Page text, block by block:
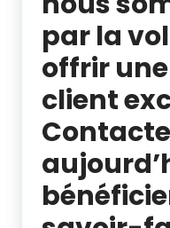
par la
offrir
client